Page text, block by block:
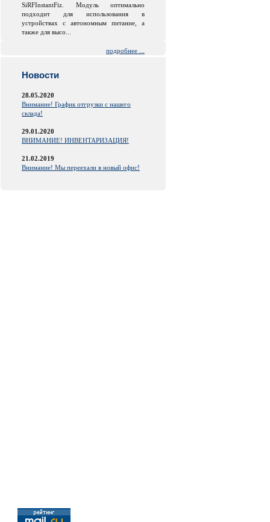
SiRFInstantFiz. Модуль оптимально
подходит для использования в
устройствах с автономным питание, а
также для высо...
подробнее ...
Новости
28.05.2020
Внимание! График отгрузки с нашего
склада!
29.01.2020
ВНИМАНИЕ! ИНВЕНТАРИЗАЦИЯ!
21.02.2019
Внимание! Мы переехали в новый офис!